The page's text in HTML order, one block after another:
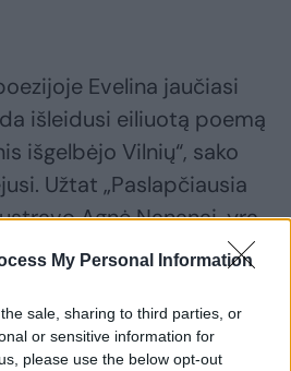
My Personal Information
sale, sharing to third parties, or
or sensitive information for
please use the below opt-out
Evelina jaučiasi
išleidusi eiliuotą poemą
išgelbėjo Vilnių“, sako
Užtat „Paslapčiausia
Agnė Nananai, yra
parašyti, glostyti